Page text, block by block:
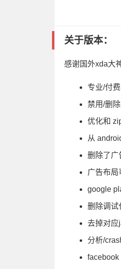
关于版本：
感谢国外xda大
专业/付
禁用/删
优化和
从
删除了广
广告布局
google
删除调试
去掉对应
分析/
facebook